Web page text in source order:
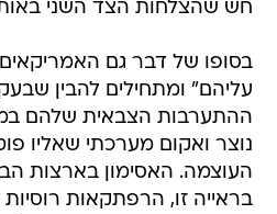
חש שהצלחות הצד השני
בסופו של דבר גם
עליהם" ומתחילים להבין
ההתערבות הצבאית שלהם
נוצר ואקום מערכתי שאליו
העוצמה. האסימון בארצות
בראייה זו, הרפתקאות